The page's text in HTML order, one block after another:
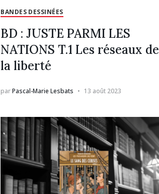
BANDES DESSINÉES
BD : JUSTE PARMI LES
NATIONS T.1 Les réseaux de
la liberté
parPascal-Marie Lesbats 13 août 2023